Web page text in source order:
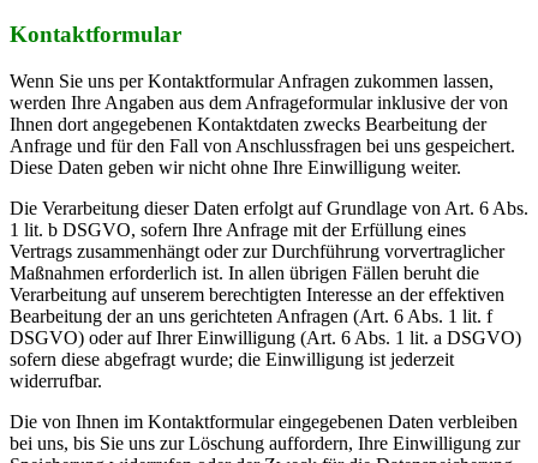
Kontaktformular
Wenn Sie uns per Kontaktformular Anfragen zukommen lassen,
werden Ihre Angaben aus dem Anfrageformular inklusive der von
Ihnen dort angegebenen Kontaktdaten zwecks Bearbeitung der
Anfrage und für den Fall von Anschlussfragen bei uns gespeichert.
Diese Daten geben wir nicht ohne Ihre Einwilligung weiter.
Die Verarbeitung dieser Daten erfolgt auf Grundlage von Art. 6 Abs.
1 lit. b DSGVO, sofern Ihre Anfrage mit der Erfüllung eines
Vertrags zusammenhängt oder zur Durchführung vorvertraglicher
Maßnahmen erforderlich ist. In allen übrigen Fällen beruht die
Verarbeitung auf unserem berechtigten Interesse an der effektiven
Bearbeitung der an uns gerichteten Anfragen (Art. 6 Abs. 1 lit. f
DSGVO) oder auf Ihrer Einwilligung (Art. 6 Abs. 1 lit. a DSGVO)
sofern diese abgefragt wurde; die Einwilligung ist jederzeit
widerrufbar.
Die von Ihnen im Kontaktformular eingegebenen Daten verbleiben
bei uns, bis Sie uns zur Löschung auffordern, Ihre Einwilligung zur